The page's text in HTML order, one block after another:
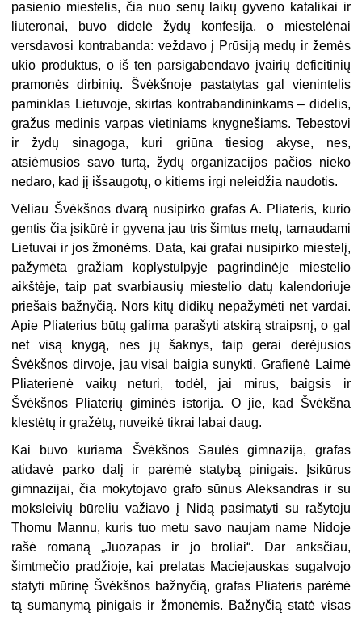
pasienio mies­telis, čia nuo senų laikų gyveno katalikai ir
liuteronai, buvo didelė žydų konfesi­ja, o miestelėnai
versdavosi kontrabanda: veždavo į Prūsiją medų ir žemės
ūkio produktus, o iš ten parsigabendavo įvairių deficitinių
pramonės dirbinių. Švėkš­noje pastatytas gal vienintelis
paminklas Lietuvoje, skirtas kontrabandinin­kams – didelis,
gražus medinis varpas vietiniams knygnešiams. Tebestovi
ir žydų sinagoga, kuri griūna tiesiog akyse, nes,
atsiėmusios savo turtą, žydų organi­zacijos pačios nieko
nedaro, kad jį išsaugotų, o kitiems irgi neleidžia naudotis.
Vėliau Švėkšnos dvarą nusipirko grafas A. Pliateris, kurio
gentis čia įsikūrė ir gyvena jau tris šimtus metų, tarnaudami
Lietuvai ir jos žmonėms. Data, kai grafai nusipirko miestelį,
pažymėta gražiam koplystulpyje pagrindinėje mieste­lio
aikštėje, taip pat svarbiausių miestelio datų kalendoriuje
priešais bažnyčią. Nors kitų didikų nepažymėti net vardai.
Apie Pliaterius būtų galima parašyti atskirą straipsnį, o gal
net visą knygą, nes jų šaknys, taip gerai derėjusios
Švėkšnos dirvoje, jau visai baigia sunykti. Grafienė Laimė
Pliaterienė vaikų neturi, todėl, jai mirus, baigsis ir
Švėkšnos Pliaterių giminės istorija. O jie, kad Švėkšna
klestėtų ir gražėtų, nuveikė tikrai labai daug.
Kai buvo kuriama Švėkšnos Saulės gimnazija, grafas
atidavė parko dalį ir parėmė statybą pinigais. Įsikūrus
gimnazijai, čia mokytojavo grafo sūnus Alek­sandras ir su
moksleivių būreliu važiavo į Nidą pasimatyti su rašytoju
Thomu Mannu, kuris tuo metu savo naujam name Nidoje
rašė romaną „Juozapas ir jo broliai“. Dar anksčiau,
šimtmečio pradžioje, kai prelatas Maciejauskas sugalvo­jo
statyti mūrinę Švėkšnos bažnyčią, grafas Pliateris parėmė
tą sumanymą pini­gais ir žmonėmis. Bažnyčią statė visas